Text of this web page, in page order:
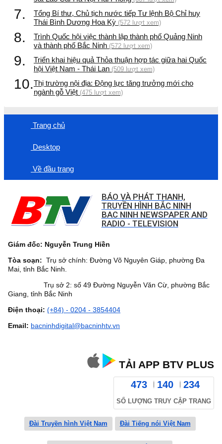
7.
Tổng Bí thư, Chủ tịch nước tiếp Tư lệnh Bộ Chỉ huy
Thái Bình Dương Hoa Kỳ (572 lượt xem)
8.
Trình Quốc hội việc thành lập thành phố Quảng Ninh
và thành phố Bắc Ninh (572 lượt xem)
9.
Triển khai hiệu quả Thỏa thuận hợp tác giữa hai Quốc
hội Việt Nam - Thái Lan (509 lượt xem)
10.Thị trường nội địa: Động lực tăng trưởng mới cho
ngành gỗ Việt (475 lượt xem)
Trang chủ
Desktop
Về đầu trang
BÁO VÀ PHÁT THANH,
TRUYỀN HÌNH BẮC NINH
BAC NINH NEWSPAPER AND
RADIO - TELEVISION
Giám đốc: Nguyễn Trung Hiền
Tòa soạn: Trụ sở chính: Đường Võ Nguyên Giáp, phường Đa
Mai, tỉnh Bắc Ninh.
Trụ sở 2: số 49 Đường Nguyễn Văn Cừ, phường Bắc
Giang, tỉnh Bắc Ninh
Điện thoại: (+84) - 0204 - 3854404
Email: bacninhdigital@bacninhtv.vn
TẢI APP BTV PLUS
473 140 234
SỐ LƯỢNG TRUY CẬP TRANG
Đài Truyền hình Việt Nam Đài Tiếng nói Việt Nam